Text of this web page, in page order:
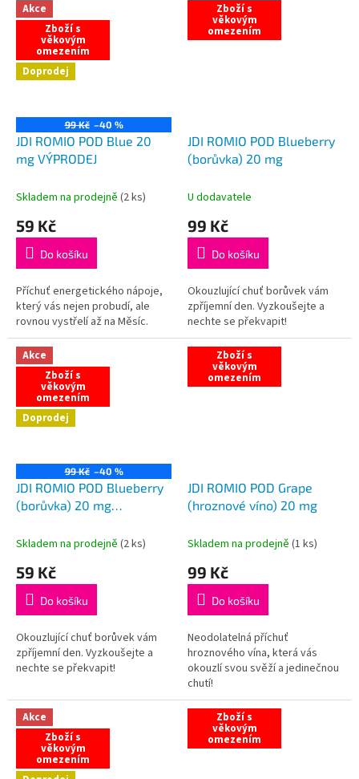
Akce
Zboží s
věkovým
omezením
Doprodej
99 Kč –40 %
JDI ROMIO POD Blue 20
mg VÝPRODEJ
Skladem na prodejně (2 ks)
59 Kč
Do košíku
Příchuť energetického nápoje,
který vás nejen probudí, ale
rovnou vystřelí až na Měsíc.
Zboží s
věkovým
omezením
JDI ROMIO POD Blueberry
(borůvka) 20 mg
U dodavatele
99 Kč
Do košíku
Okouzlující chuť borůvek vám
zpříjemní den. Vyzkoušejte a
nechte se překvapit!
Akce
Zboží s
věkovým
omezením
Doprodej
99 Kč –40 %
JDI ROMIO POD Blueberry
(borůvka) 20 mg
Skladem na prodejně (2 ks)
59 Kč
Do košíku
Okouzlující chuť borůvek vám
zpříjemní den. Vyzkoušejte a
nechte se překvapit!
Zboží s
věkovým
omezením
JDI ROMIO POD Grape
(hroznové víno) 20 mg
Skladem na prodejně (1 ks)
99 Kč
Do košíku
Neodolatelná příchuť
hroznového vína, která vás
okouzlí svou svěží a jedinečnou
chutí!
Akce
Zboží s
věkovým
omezením
Zboží s
věkovým
omezením